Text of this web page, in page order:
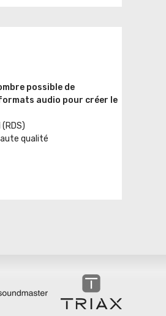
possible de
audio pour créer le
qualité